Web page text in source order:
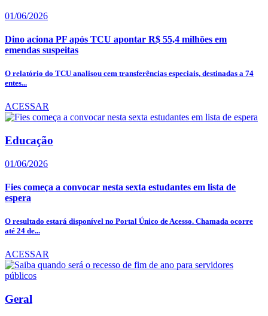
01/06/2026
Dino aciona PF após TCU apontar R$ 55,4 milhões em
emendas suspeitas
O relatório do TCU analisou cem transferências especiais, destinadas a 74
entes...
ACESSAR
Educação
01/06/2026
Fies começa a convocar nesta sexta estudantes em lista de
espera
O resultado estará disponível no Portal Único de Acesso. Chamada ocorre
até 24 de...
ACESSAR
Geral